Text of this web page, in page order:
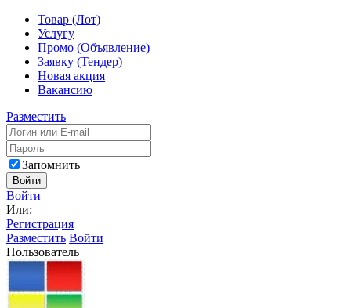
Товар (Лот)
Услугу
Промо (Объявление)
Заявку (Тендер)
Новая акция
Вакансию
Разместить
Запомнить
Войти
Войти
Или:
Регистрация
Разместить Войти
Пользователь